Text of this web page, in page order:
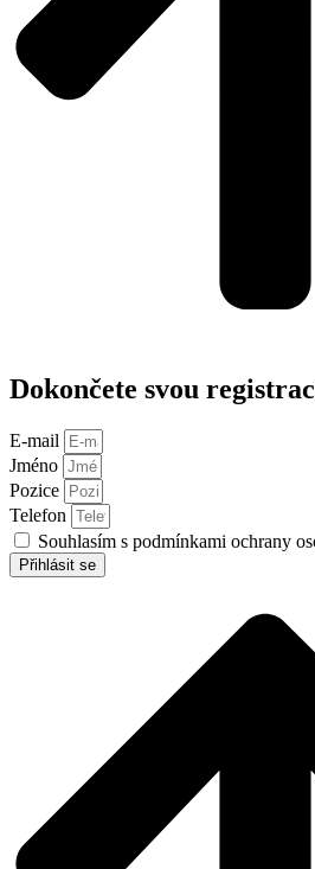
Dokončete svou
E-mail
Jméno
Pozice
Telefon
Souhlasím s podmínkami ochrany
Přihlásit se